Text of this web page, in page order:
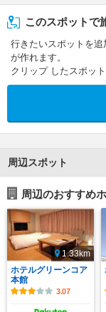
このスポットで
行きたいスポットを追
が作れます。
クリップ したスポッ
周辺スポット
周辺のおすすめ
1.33km
ホテルグリーンコア
本館
3.07